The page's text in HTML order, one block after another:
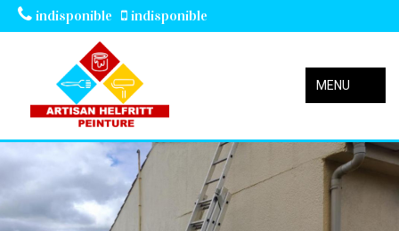
indisponible indisponible
MENU